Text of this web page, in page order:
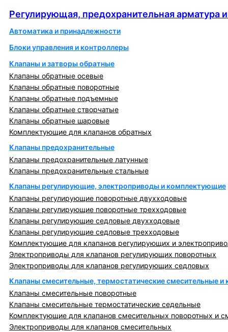
Регулирующая, предохранительная арматура
Автоматика и принадлежности
Блоки управления и контроллеры
Клапаны и затворы обратные
Клапаны обратные осевые
Клапаны обратные поворотные
Клапаны обратные подъемные
Клапаны обратные створчатые
Клапаны обратные шаровые
Комплектующие для клапанов обратных
Клапаны предохранительные
Клапаны предохранительные латунные
Клапаны предохранительные стальные
Клапаны регулирующие, электроприводы и комплектующие
Клапаны регулирующие поворотные двухходовые
Клапаны регулирующие поворотные трехходовые
Клапаны регулирующие седловые двухходовые
Клапаны регулирующие седловые трехходовые
Комплектующие для клапанов регулирующих и
Электроприводы для клапанов регулирующих поворотных
Электроприводы для клапанов регулирующих седловых
Клапаны смесительные, термостатические смесительные
Клапаны смесительные поворотные
Клапаны смесительные термостатические седельные
Комплектующие для клапанов смесительных поворотных и
Электроприводы для клапанов смесительных